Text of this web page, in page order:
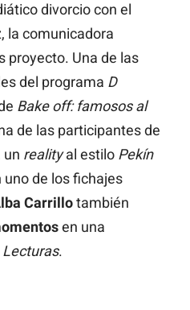
divorcio con el
la comunicadora
proyecto. Una de las
del programa D
Bake off: famosos al
de las participantes de
un realityal estilo Pekín
uno de los fichajes
Carrillotambién
en una
Lecturas.